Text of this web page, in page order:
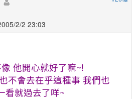
2/2 23:03
他開心就好了嘛~!
不會去在乎這種事 我們也
看就過去了咩~